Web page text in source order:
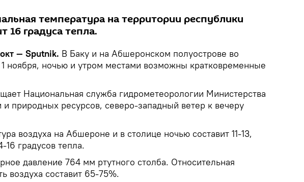
температура на территории республики
16 градуса тепла.
— Sputnik. В Баку и на Абшеронском полуострове во
1 ноября, ночью и утром местами возможны кратковременные
Национальная служба гидрометеорологии Министерства
и природных ресурсов, северо-западный ветер к вечеру
воздуха на Абшероне и в столице ночью составит 11-13,
16 градусов тепла.
давление 764 мм ртутного столба. Относительная
воздуха составит 65-75%.